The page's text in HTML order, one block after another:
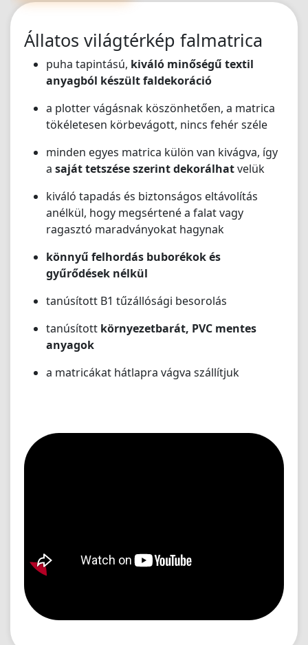
volna. Az 5/5 kevés, de ennél többet nem lehet adni🫶"
Állatos világtérkép falmatrica
puha tapintású, kiváló minőségű textil
anyagból készült faldekoráció
a plotter vágásnak köszönhetően, a matrica
tökéletesen körbevágott, nincs fehér széle
minden egyes matrica külön van kivágva, így
a saját tetszése szerint dekorálhatvelük
kiváló tapadás és biztonságos eltávolítás
anélkül, hogy megsértené a falat vagy
ragasztó maradványokat hagynak
könnyű felhordás buborékok és
gyűrődések nélkül
tanúsított B1 tűzállósági besorolás
tanúsított környezetbarát, PVC mentes
anyagok
a matricákat hátlapra vágva szállítjuk